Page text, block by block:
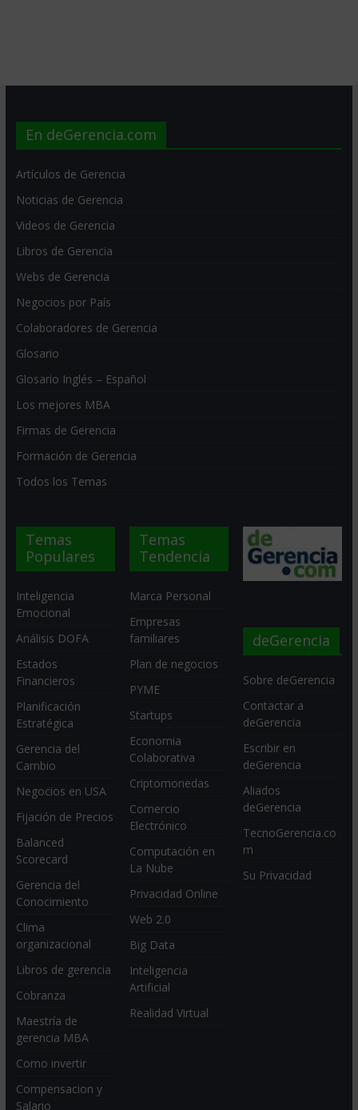
En deGerencia.com
Artículos de Gerencia
Noticias de Gerencia
Videos de Gerencia
Libros de Gerencia
Webs de Gerencia
Negocios por País
Colaboradores de Gerencia
Glosario
Glosario Inglés – Español
Los mejores MBA
Firmas de Gerencia
Formación de Gerencia
Todos los Temas
Temas
Populares
Inteligencia
Emocional
Análisis DOFA
Estados
Financieros
Planificación
Estratégica
Gerencia del
Cambio
Negocios en USA
Fijación de Precios
Balanced
Scorecard
Gerencia del
Conocimiento
Clima
organizacional
Libros de gerencia
Cobranza
Maestría de
gerencia MBA
Como invertir
Compensacion y
Salario
Temas
Tendencia
Marca Personal
Empresas
familiares
Plan de negocios
PYME
Startups
Economia
Colaborativa
Criptomonedas
Comercio
Electrónico
Computación en
La Nube
Privacidad Online
Web 2.0
Big Data
Inteligencia
Artificial
Realidad Virtual
deGerencia
Sobre deGerencia
Contactar a
deGerencia
Escribir en
deGerencia
Aliados
deGerencia
TecnoGerencia.co
m
Su Privacidad